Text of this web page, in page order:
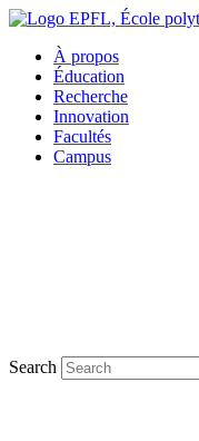
À propos
Éducation
Recherche
Innovation
Facultés
Campus
Search